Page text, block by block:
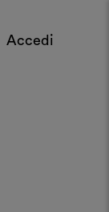
Accedi